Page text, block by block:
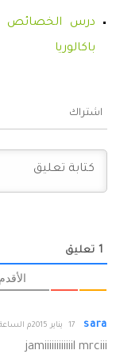
درس الخصائص
باكالوريا
اشتراك
1 تعليق
الأقدم
sara 17 يناير 2015م الساعة 16:43
jamiiiiiiiiiiiil mrciii